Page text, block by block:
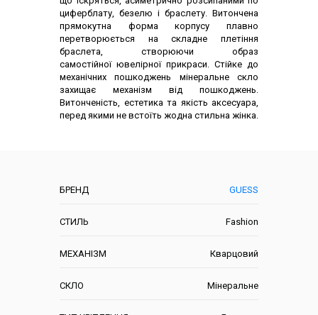
БРЕНД GUESS
СТИЛЬ Fashion
МЕХАНІЗМ Кварцовий
СКЛО Мінеральне
циферблату, безелю і браслету. Витончена
прямокутна форма корпусу плавно
перетворюється на складне плетіння
браслета, створюючи образ
самостійної ювелірної прикраси. Стійке до
механічних пошкоджень мінеральне скло
захищає механізм від пошкоджень.
Витонченість, естетика та якість аксесуара,
перед якими не встоїть жодна стильна жінка.